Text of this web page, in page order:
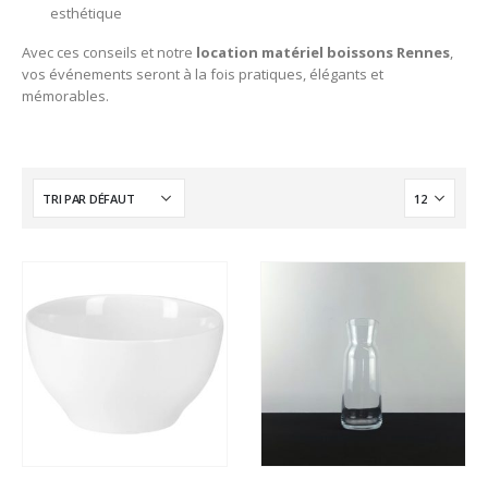
esthétique
Avec ces conseils et notre location matériel boissons Rennes,
vos événements seront à la fois pratiques, élégants et
mémorables.